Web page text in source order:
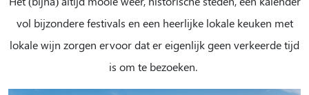
vol bijzondere festivals en een heerlijke lokale keuken met
lokale wijn zorgen ervoor dat er eigenlijk geen verkeerde tijd
is om te bezoeken.